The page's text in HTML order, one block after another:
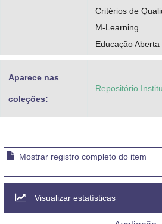
Critérios de
M-Learning
Educação Aberta
Aparece nas
coleções:
Repositório
Mostrar registro completo do item
Visualizar estatísticas